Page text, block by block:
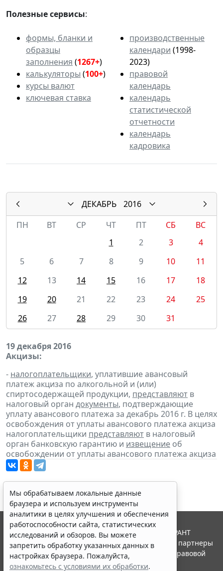
Полезные сервисы:
формы, бланки и
образцы
заполнения (1267+)
калькуляторы (100+)
курсы валют
ключевая ставка
производственные
календари (1998-
2023)
правовой
календарь
календарь
статистической
отчетности
календарь
кадровика
ДЕКАБРЬ
2016
ПН
ВТ СР ЧТ ПТ СБ
ВС
1
2 3
4
5
6 7 8 9 10
11
12
13 14 15 16 17
18
19
20 21 22 23 24
25
26
27 28 29 30 31
19 декабря 2016
Акцизы:
- налогоплательщики, уплатившие авансовый
платеж акциза по алкогольной и (или)
спиртосодержащей продукции, представляют в
налоговый орган документы, подтверждающие
уплату авансового платежа за декабрь 2016 г. В целях
освобождения от уплаты авансового платежа акциза
налогоплательщики представляют в налоговый
орган банковскую гарантию и извещение об
освобождении от уплаты авансового платежа акциза
Мы обрабатываем локальные данные
браузера и используем инструменты
аналитики в целях улучшения и обеспечения
работоспособности сайта, статистических
исследований и обзоров. Вы можете
запретить обработку указанных данных в
настройках браузера. Пожалуйста,
ознакомьтесь с условиями их обработки.
© ООО "НПП "ГАРАНТ-СЕРВИС", 2026. Система ГАРАНТ
выпускается с 1990 года. Компания "Гарант" и ее партнеры
являются участниками Российской ассоциации правовой
информации ГАРАНТ.